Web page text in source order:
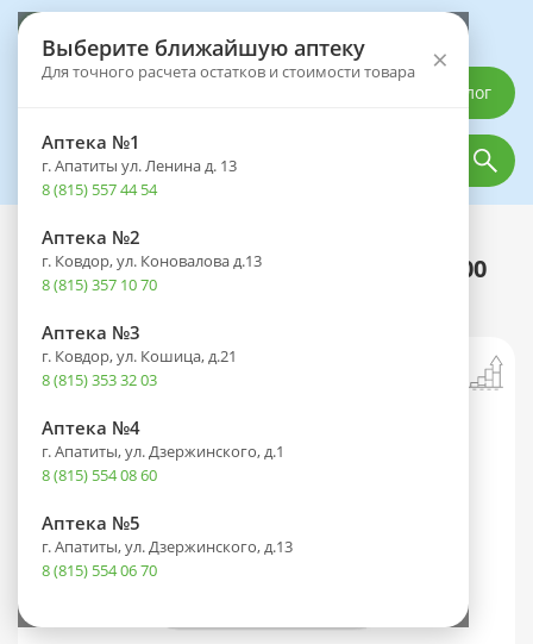
Выберите ближайшую аптеку
Для точного расчета остатков и стоимости товара ×
Аптека №1
г. Апатиты ул. Ленина д. 13
8 (815) 557 44 54
Аптека №2
г. Ковдор, ул. Коновалова д.13
8 (815) 357 10 70
Аптека №3
г. Ковдор, ул. Кошица, д.21
8 (815) 353 32 03
Аптека №4
г. Апатиты, ул. Дзержинского, д.1
8 (815) 554 08 60
Аптека №5
г. Апатиты, ул. Дзержинского, д.13
8 (815) 554 06 70
Каталог
Каталог Оптика
Линзы ADRIA Season (90 дней) 8,6 -1,00
№2